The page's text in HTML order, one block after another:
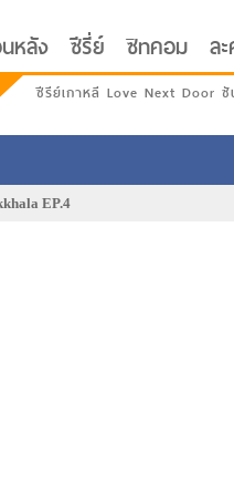
หลัง ซีรี่ย์ ซิทคอม ล
ซีรีย์เกาหลี Love Next Door ซั
EP.4